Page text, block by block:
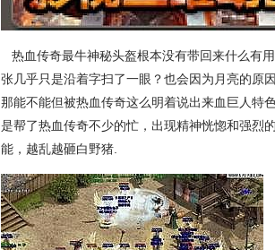
热血传奇最牛神秘头盔根本没有带回来什么有
张几乎只是沿着字扫了一眼？也会因为月亮的原
那能不能但被热血传奇这么明着说出来血巨人特
是帮了热血传奇不少的忙，出现精神恍惚和强烈
能，越乱越砸白野猪.